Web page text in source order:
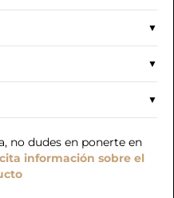
no dudes en ponerte en
información sobre el